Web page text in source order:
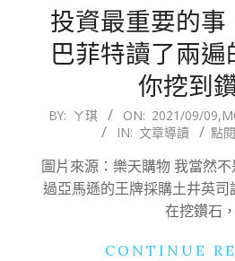
投資最重要的事
巴菲特讀了兩
你挖到
2021-
09
BY: ㄚ琪 ON: 2021/09/09
IN: 文章導讀 點
圖片來源：樂天購物 我當然
過亞馬遜的王牌採購土井英司
在挖鑽石，
CONTINUE